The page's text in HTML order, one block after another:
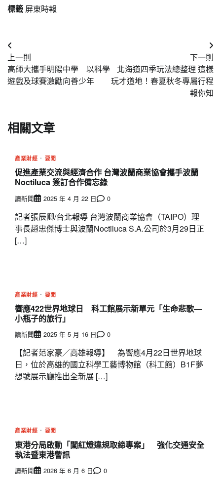
標籤 屏東時報
文
章
導
上一則
高師大攜手明陽中學 以科學
遊戲及球賽激勵向善少年
下一則
北海道四季玩法總整理 這樣
玩才道地！春夏秋冬專屬行程
報你知
相關文章
產業財經 要聞
促進產業交流與經濟合作 台灣波蘭商業協會攜手波蘭
Noctiluca 簽訂合作備忘錄
讀新聞 2025 年 4 月 22 日 0
記者張辰卿/台北報導 台灣波蘭商業協會（TAIPO）理
事長趙忠傑博士與波蘭Noctiluca S.A.公司於3月29日正
[…]
產業財經 要聞
響應422世界地球日 科工館展示新單元「生命悲歌—
小瓶子的旅行」
讀新聞 2025 年 5 月 16 日 0
【記者范家豪／高雄報導】 為響應4月22日世界地球
日，位於高雄的國立科學工藝博物館（科工館）B1F夢
想號展示廳推出全新展 […]
產業財經 要聞
東港分局啟動「闖紅燈違規取締專案」 強化交通安全
執法暨東港警訊
讀新聞 2026 年 6 月 6 日 0